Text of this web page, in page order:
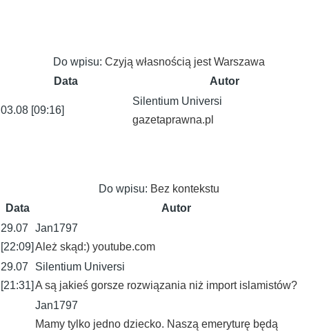
Do wpisu: Czyją własnością jest Warszawa
Data
Autor
03.08 [09:16]
Silentium Universi
gazetaprawna.pl
Do wpisu: Bez kontekstu
Data
Autor
29.07
[22:09]
Jan1797
Ależ skąd:) youtube.com
29.07
[21:31]
Silentium Universi
A są jakieś gorsze rozwiązania niż import islamistów?
Jan1797
Mamy tylko jedno dziecko. Naszą emeryturę będą